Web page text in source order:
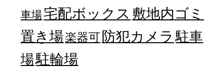
車場宅配ボックス 敷地内ゴミ
置き場楽器可防犯カメラ 駐車
場駐輪場